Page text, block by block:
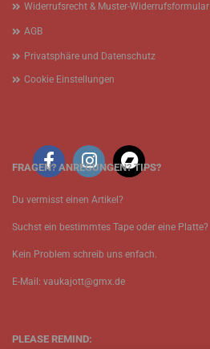
Widerrufsrecht & Muster-Widerrufsformular
AGB
Privatsphäre und Datenschutz
Cookie Einstellungen
FRAGEN? ANREGUNGEN? TIPS?
Du vermisst einen Artikel?
Suchst ein bestimmtes Tape oder eine Platte?
Kein Problem schreib uns enfach.
E-Mail: vaukajott@gmx.de
PLEASE REMIND: